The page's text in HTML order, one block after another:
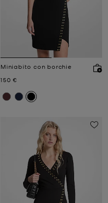
Miniabito con borchie
Prezzo attuale
150 €